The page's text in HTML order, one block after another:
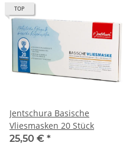
TOP
Jentschura Basische
Vliesmasken 20 Stück
25,50 € *